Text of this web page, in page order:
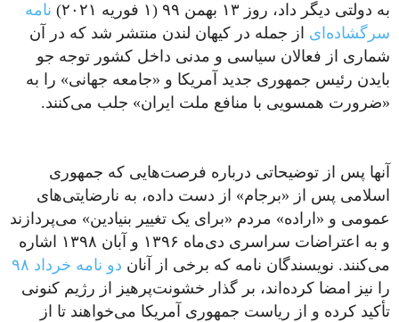
به دولتی دیگر داد، روز ۱۳ بهمن ۹۹ (۱ فوریه ۲۰۲۱)
نامه‌
سرگشاده‌ای از جمله در کیهان لندن منتشر شد که در آن
شماری از فعالان سیاسی و مدنی داخل کشور توجه جو
بایدن رئیس جمهوری جدید آمریکا و «جامعه جهانی» را به
«ضرورت همسویی با منافع ملت ایران‌» جلب می‌کنند.
آنها پس از توضیحاتی درباره فرصت‌هایی که جمهوری
اسلامی پس از «برجام» از دست داده، به نارضایتی‌های
عمومی و «اراده» مردم «برای یک تغییر بنیادین» می‌پردازند
و به اعتراضات سراسری دی‌ماه ۱۳۹۶ و آبان ۱۳۹۸ اشاره
می‌کنند. نویسندگان نامه که برخی از آنان دو نامه خرداد ۹۸
را نیز امضا کرده‌اند، بر گذار خشونت‌پرهیز از رژیم کنونی
تأکید کرده و از ریاست جمهوری آمریکا می‌خواهند تا از